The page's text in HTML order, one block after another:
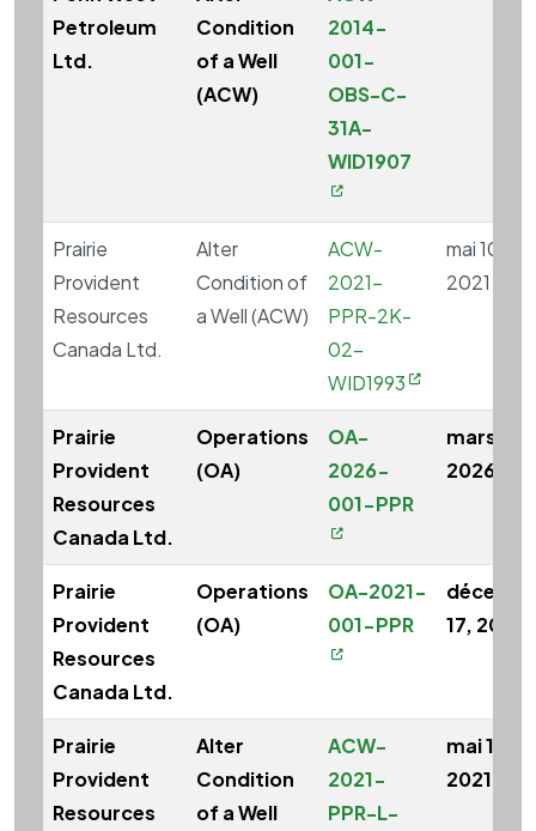
Petroleum
Ltd.
Condition
of a Well
(ACW)
2014-
001-
OBS-C-
31A-
WID1907
Prairie
Provident
Resources
Canada Ltd.
Alter
Condition of
a Well (ACW)
ACW-
2021-
PPR-2K-
02-
WID1993
mai 10,
2021
Prairie
Provident
Resources
Canada Ltd.
Operations
(OA)
OA-
2026-
001-PPR
mars 26,
2026
Prairie
Provident
Resources
Canada Ltd.
Operations
(OA)
OA-2021-
001-PPR
17, 2021
Prairie
Provident
Resources
Alter
Condition
of a Well
ACW-
2021-
PPR-L-
mai 10,
2021